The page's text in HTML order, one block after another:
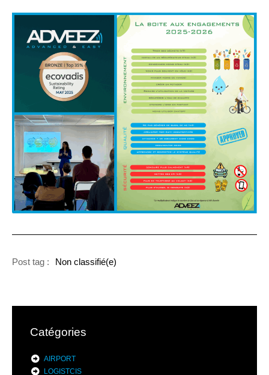
Post tag : Non classifié(e)
Catégories
AIRPORT
LOGISTCIS